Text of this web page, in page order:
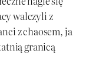
walczyli z
z chaosem, ja
granicą